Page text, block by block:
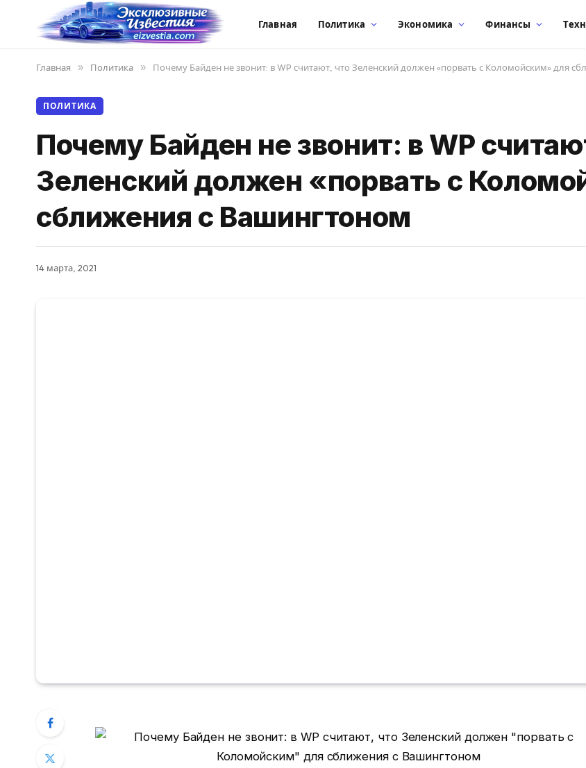
Главная Политика Экономика Финансы
Главная » Политика » Почему Байден не звонит: в WP считают, что Зеленский должен «порвать с Коломойским» для
ПОЛИТИКА
Почему Байден не звонит: в WP
Зеленский должен «порвать с
сближения с Вашингтоном
14 марта, 2021